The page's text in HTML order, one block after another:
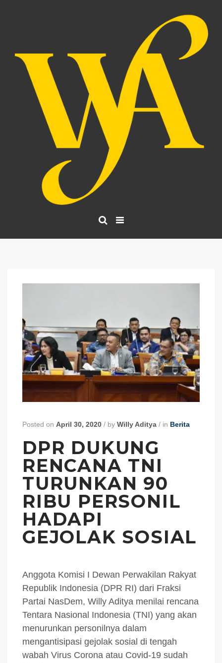
Posted on April 30, 2020 / by Willy Aditya / in Berita
DPR DUKUNG
RENCANA TNI
TURUNKAN 90
RIBU PERSONIL
HADAPI
GEJOLAK SOSIAL
Anggota Komisi I Dewan Perwakilan Rakyat
Republik Indonesia (DPR RI) dari Fraksi
Partai NasDem, Willy Aditya menilai rencana
Tentara Nasional Indonesia (TNI) yang akan
menurunkan personilnya dalam
mengantisipasi gejolak sosial di tengah
wabah Virus Corona atau Covid-19 sudah